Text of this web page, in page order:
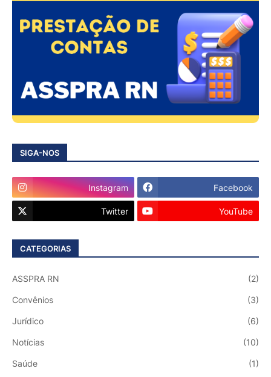
SIGA-NOS
Instagram Facebook
Twitter YouTube
CATEGORIAS
ASSPRA RN (2)
Convênios (3)
Jurídico (6)
Notícias (10)
Saúde (1)